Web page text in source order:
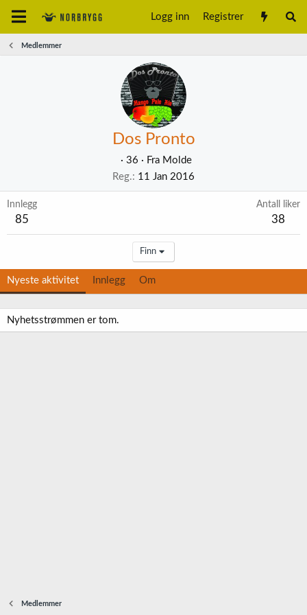
Logg inn Registrer
Medlemmer
Dos Pronto
· 36 · Fra Molde
Reg.
11 Jan 2016
Innlegg
85
Antall liker
38
Finn
Nyeste aktivitet Innlegg Om
Nyhetsstrømmen er tom.
Medlemmer